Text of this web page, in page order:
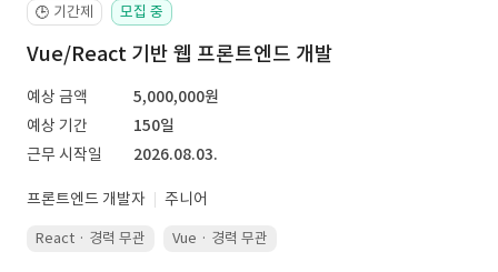
🕒 기간제 모집 중
Vue/React 기반 웹 프론트엔드 개발
예상 금액
5,000,000원
예상 기간
150일
근무 시작일
2026.08.03.
프론트엔드 개발자 주니어
React · 경력 무관 Vue · 경력 무관